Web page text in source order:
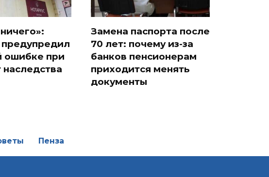
предупредил
ошибке при
наследства
Замена паспорта после
70 лет: почему из-за
банков пенсионерам
приходится менять
документы
Пенза